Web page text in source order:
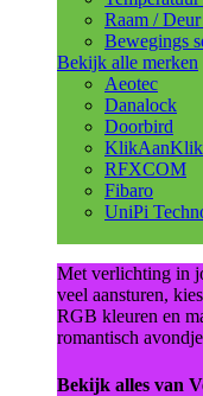
Raam / Deur
Bewegings
Bekijk alle merken
Aeotec
Danalock
Doorbird
RFXCOM
Fibaro
UniPi
Met verlichting in
veel aansturen,
RGB kleuren en
romantisch
Bekijk alles van